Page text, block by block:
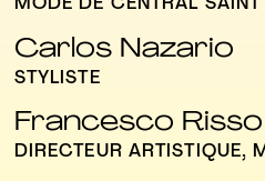
MODE DE CENTRAL
Carlos Nazario
STYLISTE
Francesco Risso
DIRECTEUR ARTISTIQUE,